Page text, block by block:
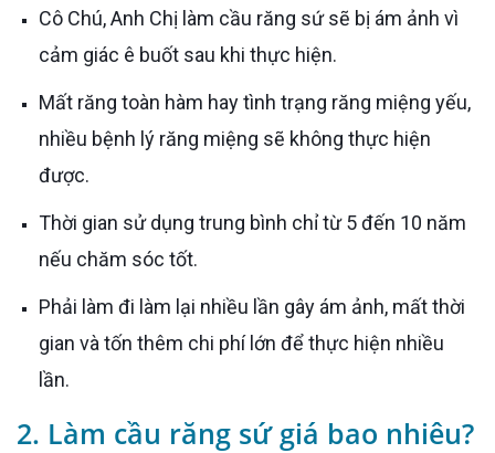
Cô Chú, Anh Chị làm cầu răng sứ sẽ bị ám ảnh vì
cảm giác ê buốt sau khi thực hiện.
Mất răng toàn hàm hay tình trạng răng miệng yếu,
nhiều bệnh lý răng miệng sẽ không thực hiện
được.
Thời gian sử dụng trung bình chỉ từ 5 đến 10 năm
nếu chăm sóc tốt.
Phải làm đi làm lại nhiều lần gây ám ảnh, mất thời
gian và tốn thêm chi phí lớn để thực hiện nhiều
lần.
2. Làm cầu răng sứ giá bao nhiêu?